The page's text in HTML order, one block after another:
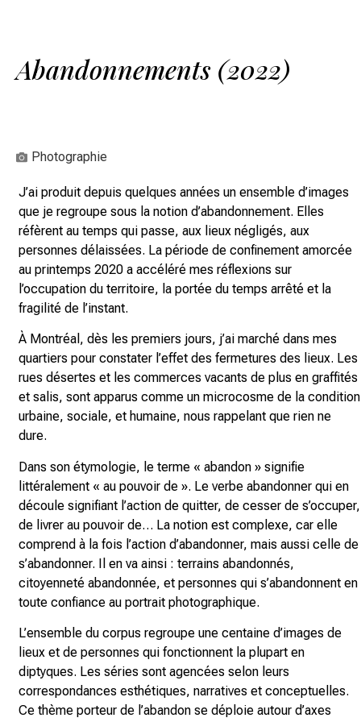
Abandonnements (2022)
Photographie
J’ai produit depuis quelques années un ensemble d’images
que je regroupe sous la notion d’abandonnement. Elles
réfèrent au temps qui passe, aux lieux négligés, aux
personnes délaissées. La période de confinement amorcée
au printemps 2020 a accéléré mes réflexions sur
l’occupation du territoire, la portée du temps arrêté et la
fragilité de l’instant.
À Montréal, dès les premiers jours, j’ai marché dans mes
quartiers pour constater l’effet des fermetures des lieux. Les
rues désertes et les commerces vacants de plus en graffités
et salis, sont apparus comme un microcosme de la condition
urbaine, sociale, et humaine, nous rappelant que rien ne
dure.
Dans son étymologie, le terme « abandon » signifie
littéralement « au pouvoir de ». Le verbe abandonner qui en
découle signifiant l’action de quitter, de cesser de s’occuper,
de livrer au pouvoir de… La notion est complexe, car elle
comprend à la fois l’action d’abandonner, mais aussi celle de
s’abandonner. Il en va ainsi : terrains abandonnés,
citoyenneté abandonnée, et personnes qui s’abandonnent en
toute confiance au portrait photographique.
L’ensemble du corpus regroupe une centaine d’images de
lieux et de personnes qui fonctionnent la plupart en
diptyques. Les séries sont agencées selon leurs
correspondances esthétiques, narratives et conceptuelles.
Ce thème porteur de l’abandon se déploie autour d’axes